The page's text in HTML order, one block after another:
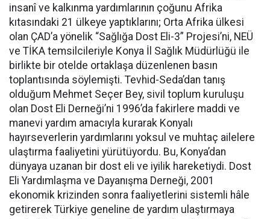
insanî ve kalkınma yardımlarının çoğunu Afrika
kıtasındaki 21 ülkeye yaptıklarını; Orta Afrika ülkesi
olan ÇAD’a yönelik “Sağlığa Dost Eli-3” Projesi’ni, NEÜ
ve TİKA temsilcileriyle Konya İl Sağlık Müdürlüğü ile
birlikte bir otelde ortaklaşa düzenlenen basın
toplantısında söylemişti. Tevhid-Seda’dan tanış
olduğum Mehmet Seçer Bey, sivil toplum kuruluşu
olan Dost Eli Derneği’ni 1996’da fakirlere maddi ve
manevi yardım amacıyla kurarak Konyalı
hayırseverlerin yardımlarını yoksul ve muhtaç ailelere
ulaştırma faaliyetini yürütüyordu. Bu, Konya’dan
dünyaya uzanan bir dost eli ve iyilik hareketiydi. Dost
Eli Yardımlaşma ve Dayanışma Derneği, 2001
ekonomik krizinden sonra faaliyetlerini sistemli hâle
getirerek Türkiye geneline de yardım ulaştırmaya